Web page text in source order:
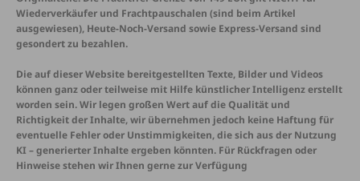
Wiederverkäufer und Frachtpauschalen (sind beim Artikel
ausgewiesen), Heute-Noch-Versand sowie Express-Versand sind
gesondert zu bezahlen.
Die auf dieser Website bereitgestellten Texte, Bilder und Videos
können ganz oder teilweise mit Hilfe künstlicher Intelligenz erstellt
worden sein. Wir legen großen Wert auf die Qualität und
Richtigkeit der Inhalte, wir übernehmen jedoch keine Haftung für
eventuelle Fehler oder Unstimmigkeiten, die sich aus der Nutzung
KI – generierter Inhalte ergeben könnten. Für Rückfragen oder
Hinweise stehen wir Ihnen gerne zur Verfügung